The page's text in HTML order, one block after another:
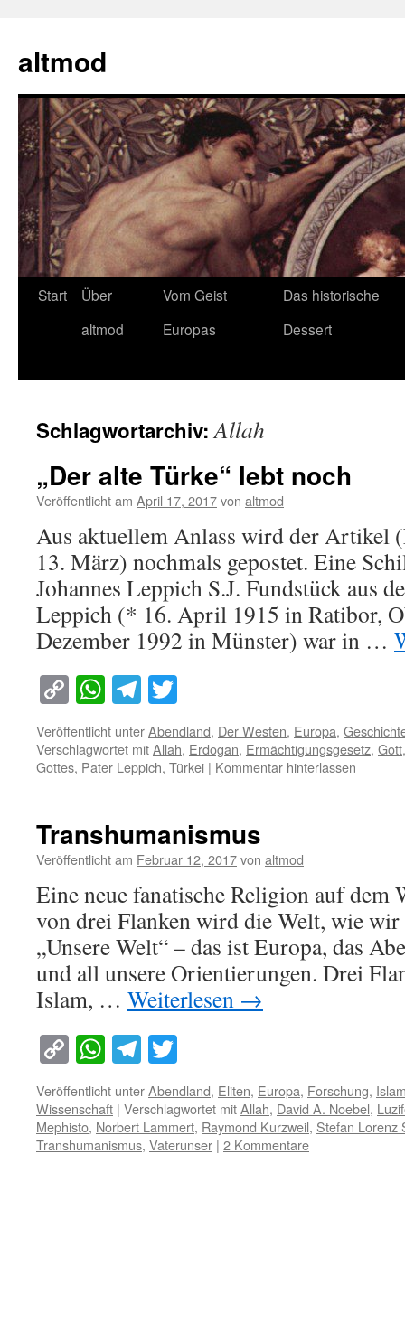
springen
altmod
Start
Über
altmod
Vom Geist
Europas
Das historische
Dessert
Schlagwortarchiv:Allah
„Der alte Türke“ lebt noch
Veröffentlicht am April 17, 2017von altmod
Aus aktuellem Anlass wird der Artikel
13. März) nochmals gepostet. Eine
Johannes Leppich S.J. Fundstück aus
Leppich (* 16. April 1915 in Ratibor,
Dezember 1992 in Münster) war in …
Copy
Link
WhatsApp
Telegram
Veröffentlicht unterAbendland, Der Westen, Europa,
Verschlagwortet mitAllah, Erdogan, Ermächtigungsgesetz, Gott
Gottes, Pater Leppich, Türkei | Kommentar hinterlassen
Transhumanismus
Veröffentlicht am Februar 12, 2017von altmod
Eine neue fanatische Religion auf dem
von drei Flanken wird die Welt, wie wir
„Unsere Welt“ – das ist Europa, das
und all unsere Orientierungen. Drei
Islam, … Weiterlesen →
Copy
Link
WhatsApp
Telegram
Veröffentlicht unterAbendland, Eliten, Europa, Forschung,
Wissenschaft | Verschlagwortet mitAllah, David A. Noebel,
Mephisto, Norbert Lammert, Raymond Kurzweil, Stefan Lorenz
Transhumanismus, Vaterunser | 2 Kommentare